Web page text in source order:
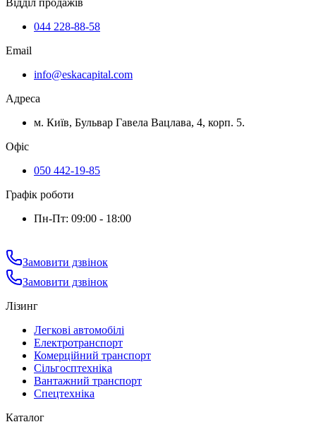
Відділ продажів
044 228-88-58
Email
info@eskacapital.com
Адреса
м. Київ, Бульвар Гавела Вацлава, 4, корп. 5.
Офіс
050 442-19-85
Графік роботи
Пн-Пт: 09:00 - 18:00
Замовити дзвінок
Замовити дзвінок
Лізинг
Легкові автомобілі
Електротранспорт
Комерційний транспорт
Сільгосптехніка
Вантажний транспорт
Спецтехніка
Каталог